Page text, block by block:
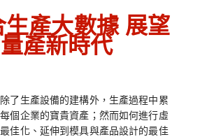
生產大數據 展望
產新時代
了生產設備的建構外，生產過程中累
個企業的寶貴資產；然而如何進行虛
佳化、延伸到模具與產品設計的最佳